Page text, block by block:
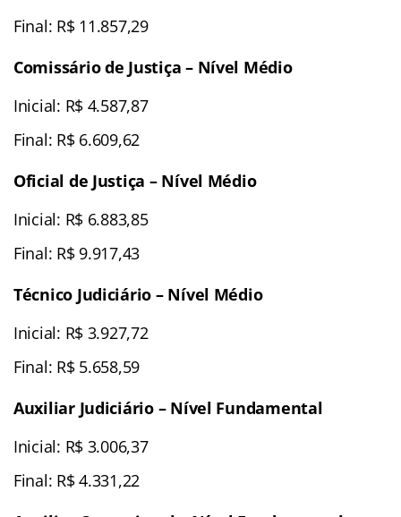
Final: R$ 11.857,29
Comissário de Justiça – Nível Médio
Inicial: R$ 4.587,87
Final: R$ 6.609,62
Oficial de Justiça – Nível Médio
Inicial: R$ 6.883,85
Final: R$ 9.917,43
Técnico Judiciário – Nível Médio
Inicial: R$ 3.927,72
Final: R$ 5.658,59
Auxiliar Judiciário – Nível Fundamental
Inicial: R$ 3.006,37
Final: R$ 4.331,22